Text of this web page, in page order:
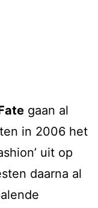
gaan al
in 2006 het
uit op
daarna al